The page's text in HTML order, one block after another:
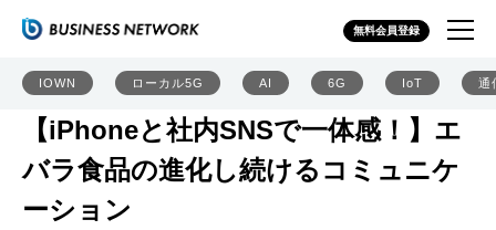
無料会員登録
IOWN ローカル5G AI 6G IoT 通
【iPhoneと社内SNSで一体感！】エ
バラ食品の進化し続けるコミュニケ
ーション